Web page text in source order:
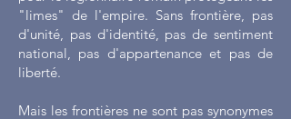
"limes" de l'empire. Sans frontière, pas
d'unité, pas d'identité, pas de sentiment
national, pas d'appartenance et pas de
liberté.
Mais les frontières ne sont pas synonymes